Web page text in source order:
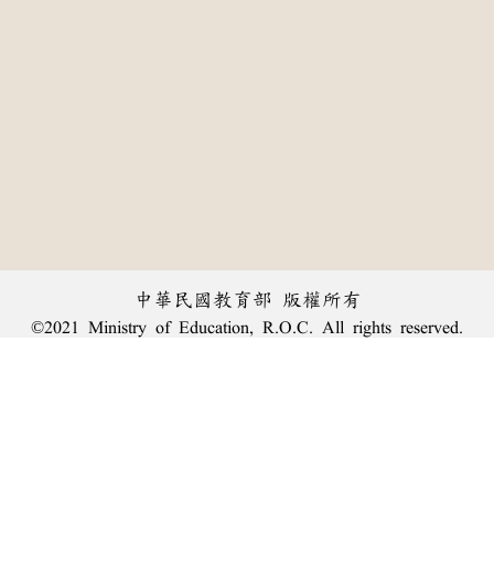
中華民國教育部 版權所有
©2021 Ministry of Education, R.O.C. All rights reserved.